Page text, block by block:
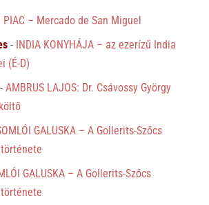
PIAC – Mercado de San Miguel
- INDIA KONYHÁJA – az ezerízű India
(É-D)
AMBRUS LAJOS: Dr. Csávossy György
GALUSKA – A Gollerits-Szőcs
GALUSKA – A Gollerits-Szőcs